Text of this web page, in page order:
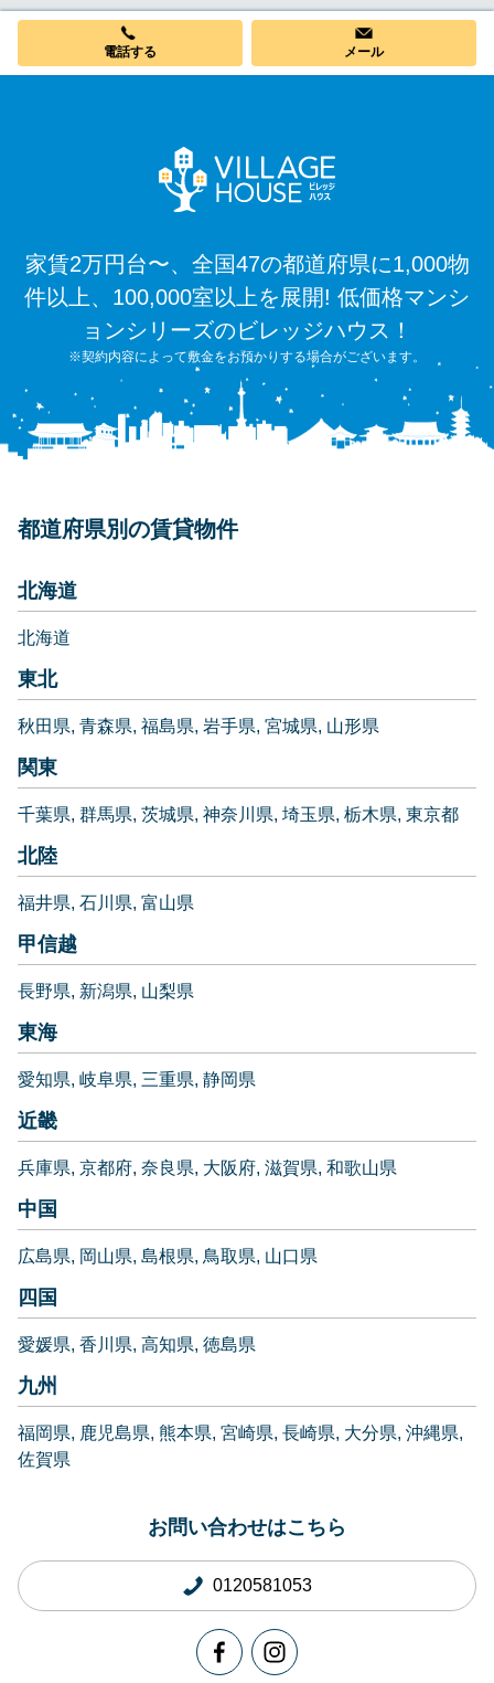
電話する メール
家賃2万円台〜、全国47の都道府県に1,000物
件以上、100,000室以上を展開! 低価格マンシ
ョンシリーズのビレッジハウス！
※契約内容によって敷金をお預かりする場合がございます。
都道府県別の賃貸物件
北海道
北海道
東北
秋田県 青森県 福島県 岩手県 宮城県 山形県
関東
千葉県 群馬県 茨城県 神奈川県 埼玉県 栃木県 東京都
北陸
福井県 石川県 富山県
甲信越
長野県 新潟県 山梨県
東海
愛知県 岐阜県 三重県 静岡県
近畿
兵庫県 京都府 奈良県 大阪府 滋賀県 和歌山県
中国
広島県 岡山県 島根県 鳥取県 山口県
四国
愛媛県 香川県 高知県 徳島県
九州
福岡県 鹿児島県 熊本県 宮崎県 長崎県 大分県 沖縄県
佐賀県
お問い合わせはこちら
0120581053